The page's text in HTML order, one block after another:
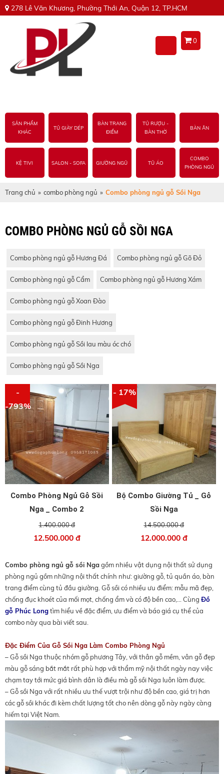
278 Lê Văn Khương, Phường Thới An, Quận 12, TP.HCM
0
SẢN PHẨM
KHÁC
TỦ GIÀY DÉP
BÀN TRANG
ĐIỂM
TỦ RƯỢU -
BÀN THỜ
BÀN ĂN
KỆ TIVI SALON - SOFA GIƯỜNG NGỦ TỦ ÁO
COMBO
PHÒNG NGỦ
Trang chủ » combo phòng ngủ » Combo phòng ngủ gỗ Sồi Nga
COMBO PHÒNG NGỦ GỖ SỒI NGA
Combo phòng ngủ gỗ Hương Đá Combo phòng ngủ gỗ Gõ Đỏ
Combo phòng ngủ gỗ Cẩm Combo phòng ngủ gỗ Hương Xám
Combo phòng ngủ gỗ Xoan Đào
Combo phòng ngủ gỗ Đinh Hương
Combo phòng ngủ gỗ Sồi lau màu óc chó
Combo phòng ngủ gỗ Sồi Nga
-
-793%
Combo Phòng Ngủ Gỗ Sồi
Nga _ Combo 2
1.400.000 đ
12.500.000 đ
- 17%
Bộ Combo Giường Tủ _ Gỗ
Sồi Nga
14.500.000 đ
12.000.000 đ
Combo phòng ngủ gỗ sồi Ngagồm nhiều vật dụng nội thất sử dụng
phòng ngủ gồm những nội thất chính như: giường gỗ, tủ quần áo, bàn
trang điểm cùng tủ đầu giường. Gỗ sồi có nhiều ưu điểm: mẫu mã đẹp,
chống đục khoét của mối mọt, chống ẩm và có độ bền cao,... Cùng Đồ
gỗ Phúc Longtìm hiểu về đặc điểm, ưu điểm và báo giá cụ thể của
combo này qua bài viết sau.
Đặc Điểm Của Gỗ Sồi Nga Làm Combo Phòng Ngủ
– Gỗ sồi Nga thuộc nhóm gỗ phương Tây, với thân gỗ mềm, vân gỗ đẹp
màu gỗ sáng bắt mắt rất phù hợp với thẩm mỹ nội thất ngày nay việc
chạm tay tới mức giá bình dân là điều mà gỗ sồi Nga luôn làm được.
– Gỗ sồi Nga với rất nhiều ưu thế vượt trội như độ bền cao, giá trị hơn
các gỗ sồi khác đi kèm chất lượng tốt cho nên dòng gỗ này ngày càng
hiếm tại Việt Nam.